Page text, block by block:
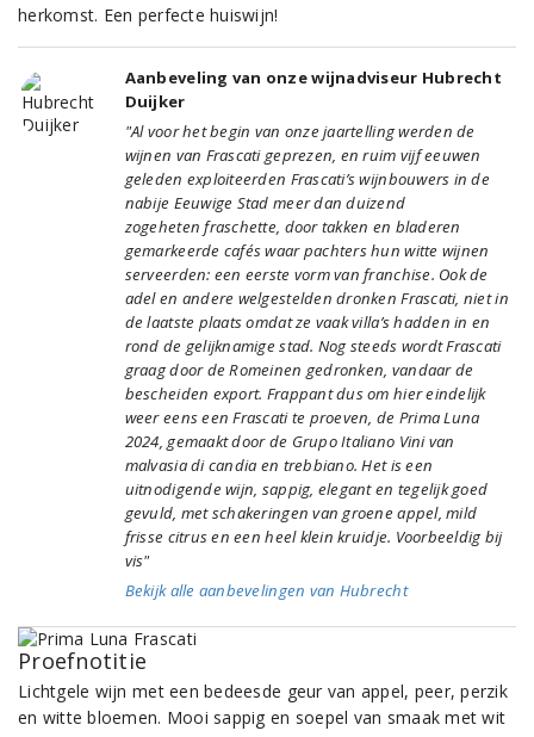
herkomst. Een perfecte huiswijn!
Aanbeveling van onze wijnadviseur Hubrecht
Duijker
"Al voor het begin van onze jaartelling werden de
wijnen van Frascati geprezen, en ruim vijf eeuwen
geleden exploiteerden Frascati’s wijnbouwers in de
nabije Eeuwige Stad meer dan duizend
zogeheten fraschette, door takken en bladeren
gemarkeerde cafés waar pachters hun witte wijnen
serveerden: een eerste vorm van franchise. Ook de
adel en andere welgestelden dronken Frascati, niet in
de laatste plaats omdat ze vaak villa’s hadden in en
rond de gelijknamige stad. Nog steeds wordt Frascati
graag door de Romeinen gedronken, vandaar de
bescheiden export. Frappant dus om hier eindelijk
weer eens een Frascati te proeven, de Prima Luna
2024, gemaakt door de Grupo Italiano Vini van
malvasia di candia en trebbiano. Het is een
uitnodigende wijn, sappig, elegant en tegelijk goed
gevuld, met schakeringen van groene appel, mild
frisse citrus en een heel klein kruidje. Voorbeeldig bij
vis"
Bekijk alle aanbevelingen van Hubrecht
Proefnotitie
Lichtgele wijn met een bedeesde geur van appel, peer, perzik
en witte bloemen. Mooi sappig en soepel van smaak met wit